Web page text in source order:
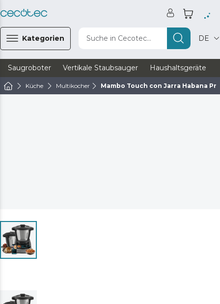
Kategorien Suche in Cecotec... DE
Saugroboter Vertikale Staubsauger Haushaltsgeräte
Küche Multikocher Mambo Touch con Jarra Habana